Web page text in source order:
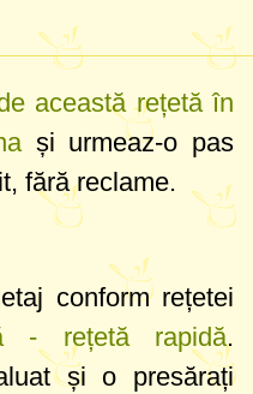
această rețetă în
și urmeaz-o pas
fără reclame.
conform rețetei
- rețetă rapidă.
și o presărați